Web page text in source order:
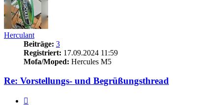
Herculant
Beiträge: 3
Registriert: 17.09.2024 11:59
Mofa/Moped: Hercules M5
Re: Vorstellungs- und Begrüßungsthread